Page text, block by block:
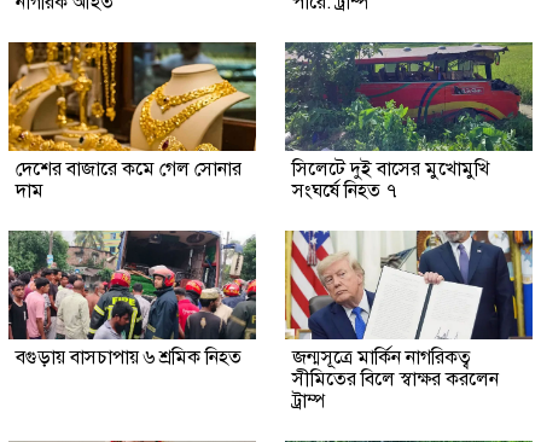
দেশের বাজারে কমে গেল সোনার
দাম
সিলেটে দুই বাসের মুখোমুখি
সংঘর্ষে নিহত ৭
বগুড়ায় বাসচাপায় ৬ শ্রমিক নিহত
জন্মসূত্রে মার্কিন নাগরিকত্ব
সীমিতের বিলে স্বাক্ষর করলেন
ট্রাম্প